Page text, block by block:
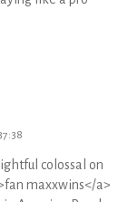
colossal on
maxxwins</a>